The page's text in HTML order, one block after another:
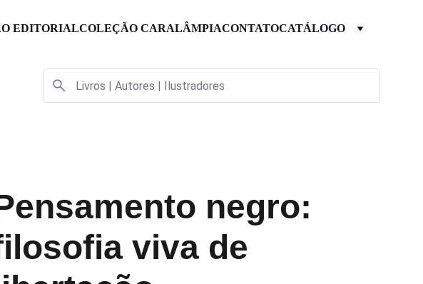
EDITORIALCOLEÇÃO CARALÂMPIACONTATOCATÁLOGO
negro:
viva de